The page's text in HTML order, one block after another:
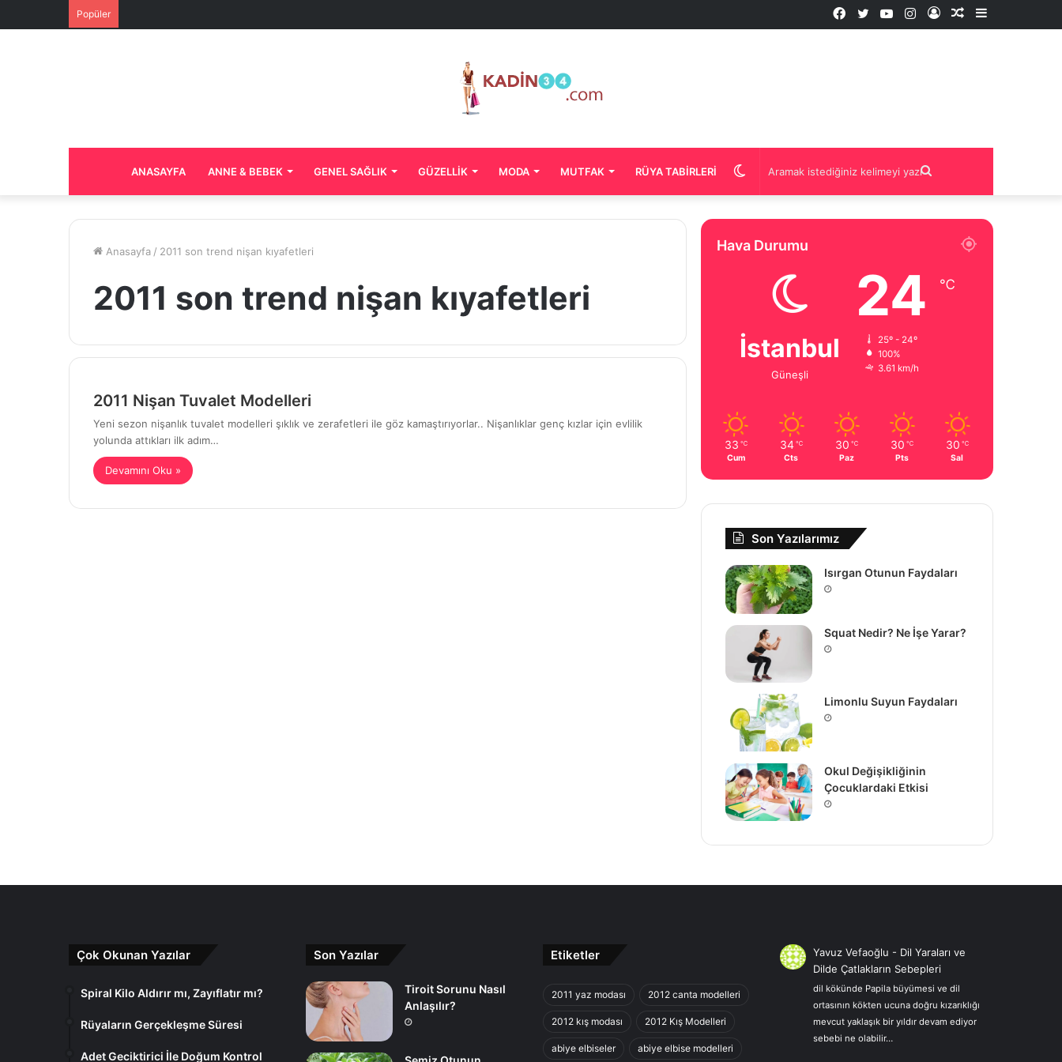
Popüler
Kenar
Rastgele
Kayıt
Instagram
YouTube
Twitter
Facebook
ANASAYFA ANNE & BEBEK GENEL SAĞLIK GÜZELLIK MODA MUTFAK RÜYA TABIRLERI Aramak
istediğiniz
görünümü
Anasayfa / 2011 son trend nişan kıyafetleri
2011 son trend nişan kıyafetleri
2011 Nişan Tuvalet Modelleri
Yeni sezon nişanlık tuvalet modelleri şıklık ve zerafetleri ile göz kamaştırıyorlar.. Nişanlıklar genç kızlar için evlilik
yolunda attıkları ilk adım…
Devamını Oku »
Hava Durumu
İstanbul
Güneşli
24 ℃
25º - 24º
100%
3.61 km/h
33 ℃
Cum
34 ℃
Cts
30 ℃
Paz
30 ℃
Pts
30 ℃
Sal
Son Yazılarımız
Isırgan Otunun Faydaları
Squat Nedir? Ne İşe Yarar?
Limonlu Suyun Faydaları
Okul Değişikliğinin
Çocuklardaki Etkisi
Çok Okunan Yazılar
Spiral Kilo Aldırır mı, Zayıflatır mı?
Rüyaların Gerçekleşme Süresi
Adet Geciktirici İle Doğum Kontrol
Son Yazılar
Tiroit Sorunu Nasıl
Anlaşılır?
Etiketler
2011 yaz modası 2012 canta modelleri
2012 kış modası 2012 Kış Modelleri
abiye elbiseler abiye elbise modelleri
Yavuz Vefaoğlu - Dil Yaraları ve
Dilde Çatlakların Sebepleri
dil kökünde Papila büyümesi ve dil
ortasının kökten ucuna doğru kızarıklığı
mevcut yaklaşık bir yıldır devam ediyor
sebebi ne olabilir…